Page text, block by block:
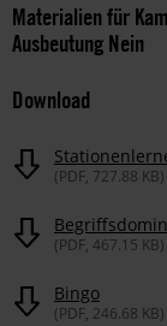
Materialien für
Ausbeutung Nein
Download
(PDF, 727.88 KB)
(PDF, 467.15 KB)
Bingo
(PDF, 246.68 KB)